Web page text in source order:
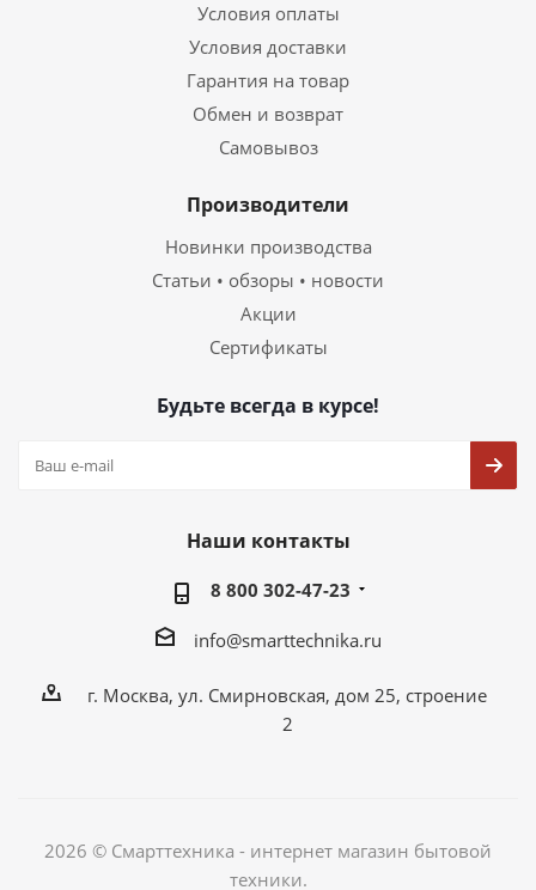
Условия оплаты
Условия доставки
Гарантия на товар
Обмен и возврат
Самовывоз
Производители
Новинки производства
Статьи • обзоры • новости
Акции
Сертификаты
Будьте всегда в курсе!
Наши контакты
8 800 302-47-23
info@smarttechnika.ru
г. Москва, ул. Смирновская, дом 25, строение
2
2026 © Смарттехника - интернет магазин бытовой
техники.